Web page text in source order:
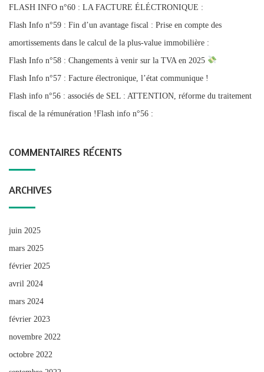
FLASH INFO n°60 : LA FACTURE ÉLÉCTRONIQUE :
Flash Info n°59 : Fin d’un avantage fiscal : Prise en compte des
amortissements dans le calcul de la plus-value immobilière :
Flash Info n°58 : Changements à venir sur la TVA en 2025
Flash Info n°57 : Facture électronique, l’état communique !
Flash info n°56 : associés de SEL : ATTENTION, réforme du traitement
fiscal de la rémunération !Flash info n°56 :
COMMENTAIRES RÉCENTS
ARCHIVES
juin 2025
mars 2025
février 2025
avril 2024
mars 2024
février 2023
novembre 2022
octobre 2022